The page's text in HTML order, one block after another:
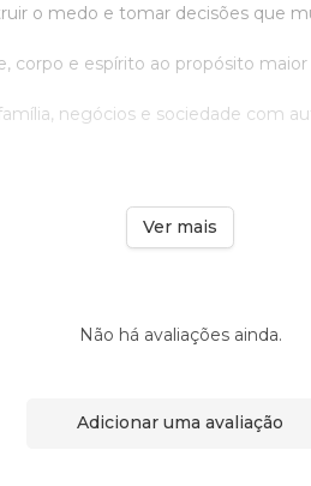
o medo e tomar decisões que
corpo e espírito ao propósito maior
negócios e sociedade com
Ver mais
Não há avaliações ainda.
Adicionar uma avaliação